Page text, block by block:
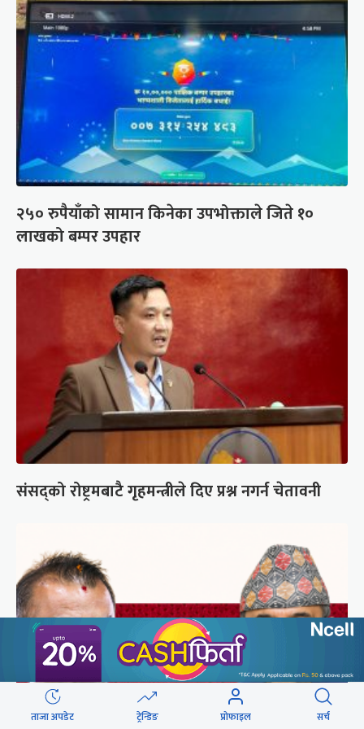
२५० रुपैयाँको सामान किनेका उपभोक्ताले जिते १०
लाखको बम्पर उपहार
संसद्को रोष्ट्रमबाटै गृहमन्त्रीले दिए प्रश्न नगर्न चेतावनी
ताजा अपडेट ट्रेन्डिङ प्रोफाइल सर्च